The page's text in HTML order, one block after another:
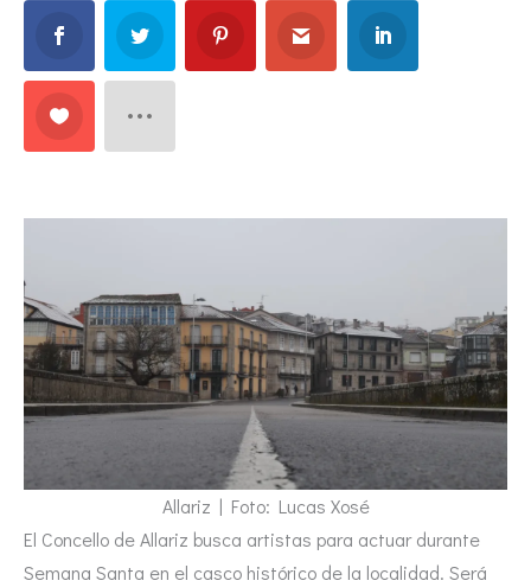
Allariz | Foto: Lucas Xosé
El Concello de Allariz busca artistas para actuar durante
Semana Santa en el casco histórico de la localidad. Será